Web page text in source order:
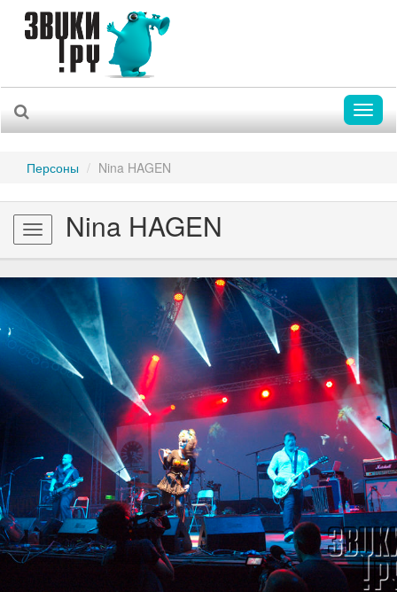
Персоны Nina HAGEN
Toggle
navigation
Nina HAGEN